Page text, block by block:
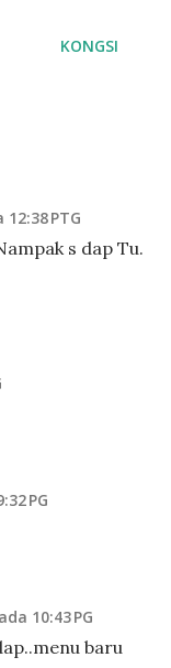
KONGSI
PTG
s dap Tu.
PG
10:43 PG
baru